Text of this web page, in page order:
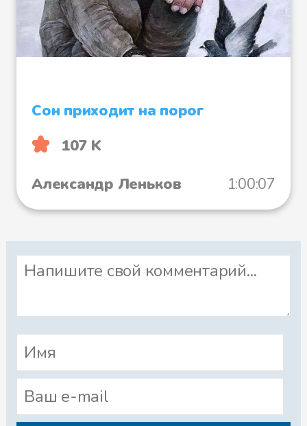
Сон приходит на порог
107 K
Александр Леньков
1:00:07